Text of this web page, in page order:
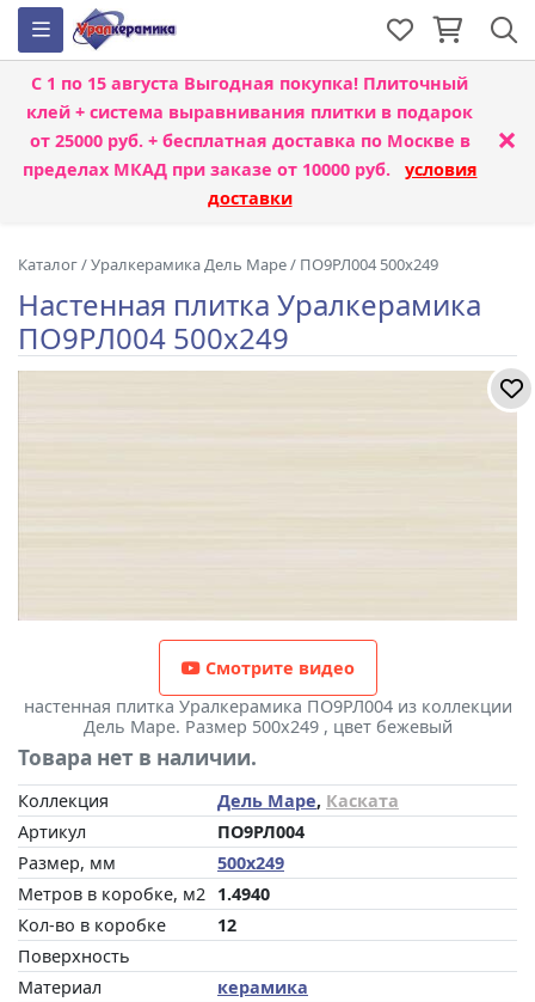
С 1 по 15 августа Выгодная покупка! Плиточный
клей + система выравнивания плитки в подарок
от 25000 руб. + бесплатная доставка по Москве в
пределах МКАД при заказе от 10000 руб. условия
доставки
×
Каталог/Уралкерамика Дель Маре/ ПО9РЛ004 500x249
Настенная плитка Уралкерамика
ПО9РЛ004 500x249
Смотрите видео
настенная плитка Уралкерамика ПО9РЛ004 из коллекции
Дель Маре. Размер 500x249 , цвет бежевый
Товара нет в наличии.
Коллекция Дель Маре, Каската
Артикул
ПО9РЛ004
Размер, мм
500x249
Метров в коробке, м2 1.4940
Кол-во в коробке
12
Поверхность
Материал
керамика